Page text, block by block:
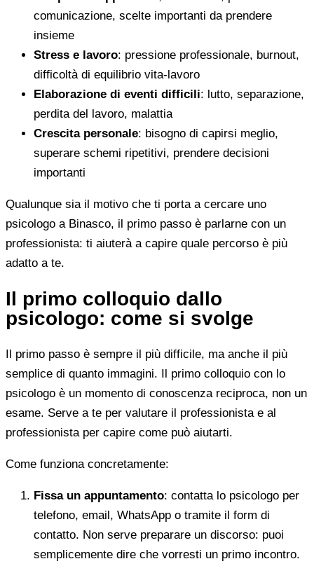
comunicazione, scelte importanti da prendere
insieme
Stress e lavoro: pressione professionale, burnout,
difficoltà di equilibrio vita-lavoro
Elaborazione di eventi difficili: lutto, separazione,
perdita del lavoro, malattia
Crescita personale: bisogno di capirsi meglio,
superare schemi ripetitivi, prendere decisioni
importanti
Qualunque sia il motivo che ti porta a cercare uno
psicologo a Binasco, il primo passo è parlarne con un
professionista: ti aiuterà a capire quale percorso è più
adatto a te.
Il primo colloquio dallo
psicologo: come si svolge
Il primo passo è sempre il più difficile, ma anche il più
semplice di quanto immagini. Il primo colloquio con lo
psicologo è un momento di conoscenza reciproca, non un
esame. Serve a te per valutare il professionista e al
professionista per capire come può aiutarti.
Come funziona concretamente:
Fissa un appuntamento: contatta lo psicologo per
telefono, email, WhatsApp o tramite il form di
contatto. Non serve preparare un discorso: puoi
semplicemente dire che vorresti un primo incontro.